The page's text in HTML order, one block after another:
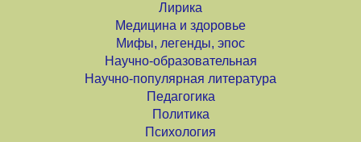
Лирика
Медицина и здоровье
Мифы, легенды, эпос
Научно-образовательная
Научно-популярная литература
Педагогика
Политика
Психология